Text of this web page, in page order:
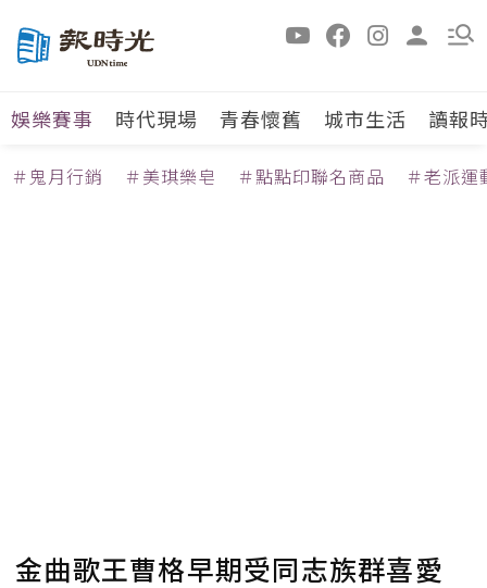
娛樂賽事 時代現場 青春懷舊 城市生活 讀報
＃鬼月行銷 ＃美琪樂皂 ＃點點印聯名商品 ＃老派運
金曲歌王曹格早期受同志族群喜愛